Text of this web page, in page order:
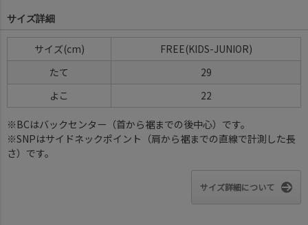
サイズ詳細
サイズ(cm)
FREE(KIDS-JUNIOR)
たて
29
よこ
22
※BCはバックセンター（首から裾までの後中心）です。
※SNPはサイドネックポイント（肩から裾までの直線で計測した長
さ）です。
サイズ詳細について